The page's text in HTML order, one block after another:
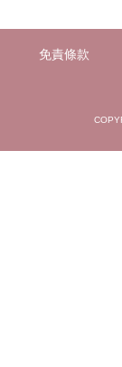
免責條款